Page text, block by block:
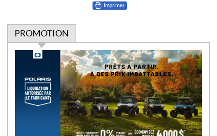
Imprimer
PROMOTION